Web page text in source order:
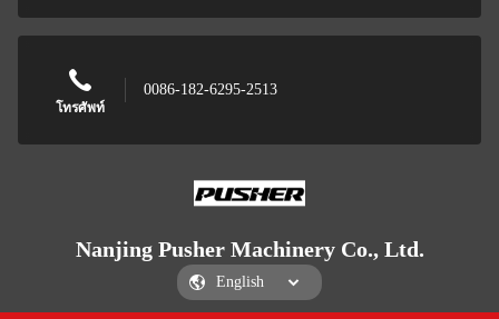
โทรศัพท์
0086-182-6295-2513
Nanjing Pusher Machinery Co., Ltd.